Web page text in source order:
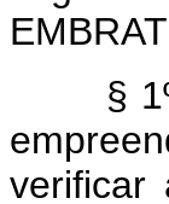
§
verificar